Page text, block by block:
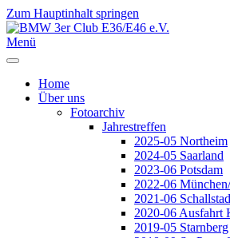
Zum Hauptinhalt springen
Menü
Home
Über uns
Fotoarchiv
Jahrestreffen
2025-05 Northeim
2024-05 Saarland
2023-06 Potsdam
2022-06
2021-06
2020-06 Ausfahrt
2019-05 Starnberg
Jahr
Monat
Jahr
Monat